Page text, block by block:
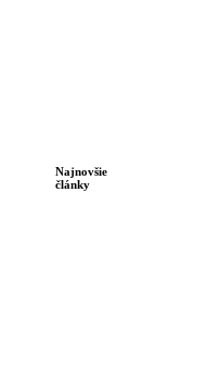
Najnovšie
články